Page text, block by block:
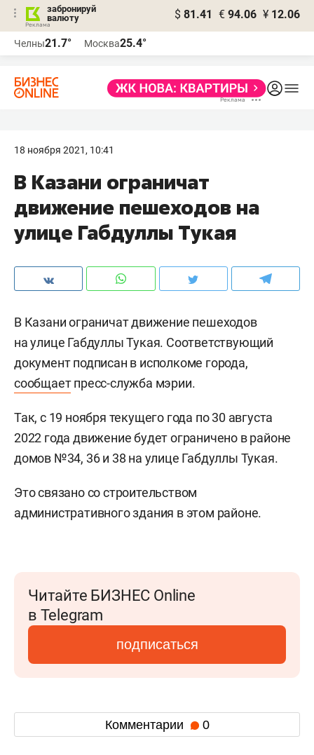
забронируй
валюту
$ 81.41 € 94.06 ¥ 12.06
Челны21.7° Москва25.4°
18 ноября 2021, 10:41
В Казани ограничат
движение пешеходов на
улице Габдуллы Тукая
В Казани ограничат движение пешеходов
на улице Габдуллы Тукая. Соответствующий
документ подписан в исполкоме города,
сообщаетпресс-служба мэрии.
Так, с 19 ноября текущего года по 30 августа
2022 года движение будет ограничено в районе
домов №34, 36 и 38 на улице Габдуллы Тукая.
Это связано со строительством
административного здания в этом районе.
Читайте БИЗНЕС Online
в Telegram
подписаться
Комментарии 0